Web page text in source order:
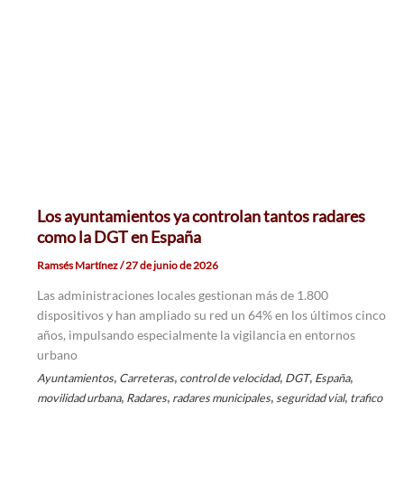
Los ayuntamientos ya controlan tantos radares
como la DGT en España
Ramsés Martínez/27 de junio de 2026
Las administraciones locales gestionan más de 1.800
dispositivos y han ampliado su red un 64% en los últimos cinco
años, impulsando especialmente la vigilancia en entornos
urbano
Ayuntamientos, Carreteras, control de velocidad, DGT, España,
movilidad urbana, Radares, radares municipales, seguridad vial, trafico